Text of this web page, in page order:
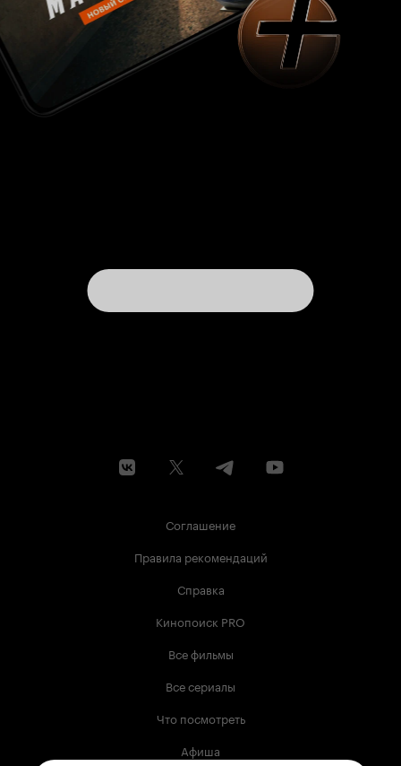
Соглашение
Правила рекомендаций
Справка
Кинопоиск PRO
Все фильмы
Все сериалы
Что посмотреть
Афиша